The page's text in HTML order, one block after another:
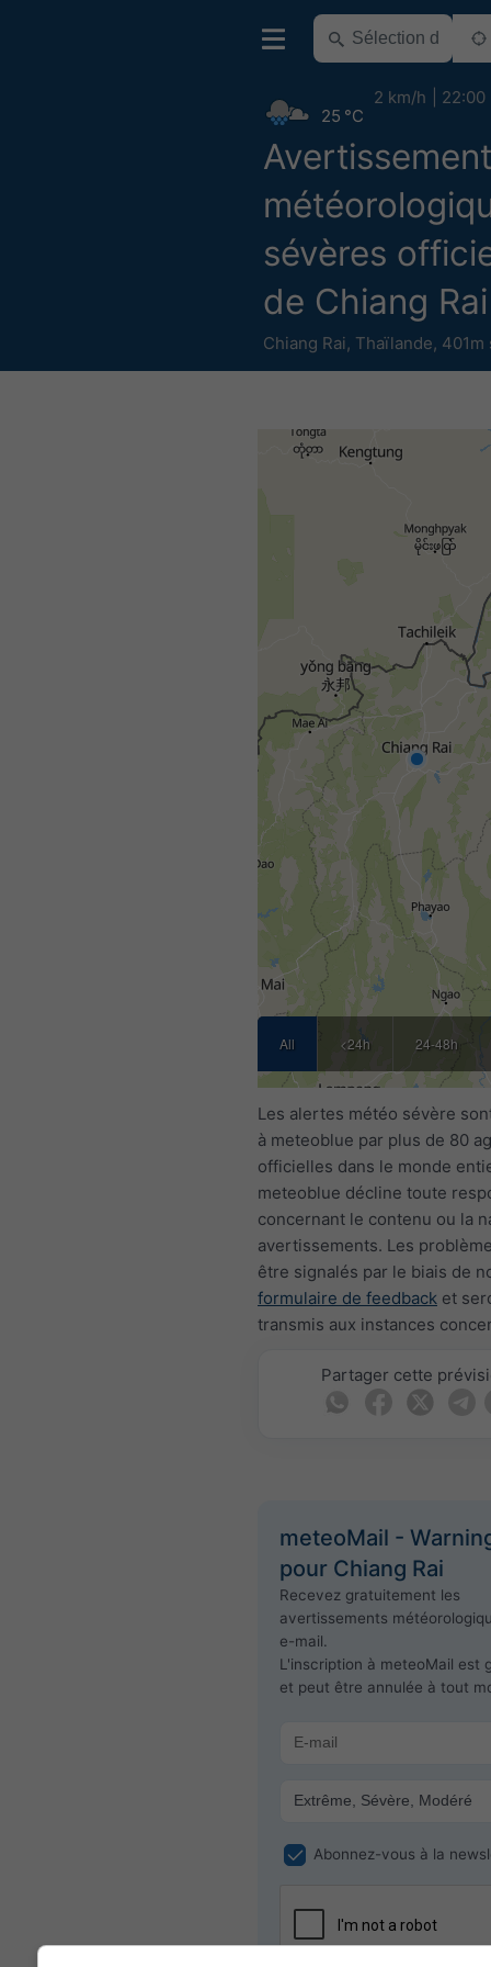
sévères
de Chiang Rai
Chiang Rai, Thaïlande, 401m
25 °C
2 km/h 22:00
All <24h 24-48h
Les alertes météo sévère
à meteoblue par plus de 80
officielles dans le monde
meteoblue décline toute
concernant le contenu ou la
avertissements. Les
être signalés par le biais de
formulaire de feedback et
transmis aux instances
Partager cette
meteoMail -
pour Chiang Rai
Recevez gratuitement les
avertissements
e-mail.
L'inscription à meteoMail est
et peut être annulée à tout
Abonnez-vous à la